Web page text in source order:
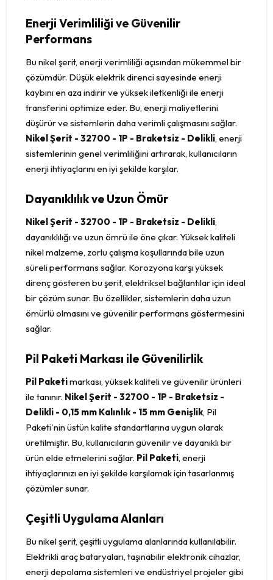
Enerji Verimliliği ve Güvenilir
Performans
Bu nikel şerit, enerji verimliliği açısından mükemmel bir
çözümdür. Düşük elektrik direnci sayesinde enerji
kaybını en aza indirir ve yüksek iletkenliği ile enerji
transferini optimize eder. Bu, enerji maliyetlerini
düşürür ve sistemlerin daha verimli çalışmasını sağlar.
Nikel Şerit - 32700 - 1P - Braketsiz - Delikli, enerji
sistemlerinin genel verimliliğini artırarak, kullanıcıların
enerji ihtiyaçlarını en iyi şekilde karşılar.
Dayanıklılık ve Uzun Ömür
Nikel Şerit - 32700 - 1P - Braketsiz - Delikli,
dayanıklılığı ve uzun ömrü ile öne çıkar. Yüksek kaliteli
nikel malzeme, zorlu çalışma koşullarında bile uzun
süreli performans sağlar. Korozyona karşı yüksek
direnç gösteren bu şerit, elektriksel bağlantılar için ideal
bir çözüm sunar. Bu özellikler, sistemlerin daha uzun
ömürlü olmasını ve güvenilir performans göstermesini
sağlar.
Pil Paketi Markası ile Güvenilirlik
Pil Paketimarkası, yüksek kaliteli ve güvenilir ürünleri
ile tanınır. Nikel Şerit - 32700 - 1P - Braketsiz -
Delikli - 0,15 mm Kalınlık - 15 mm Genişlik, Pil
Paketi'nin üstün kalite standartlarına uygun olarak
üretilmiştir. Bu, kullanıcıların güvenilir ve dayanıklı bir
ürün elde etmelerini sağlar. Pil Paketi, enerji
ihtiyaçlarınızı en iyi şekilde karşılamak için tasarlanmış
çözümler sunar.
Çeşitli Uygulama Alanları
Bu nikel şerit, çeşitli uygulama alanlarında kullanılabilir.
Elektrikli araç bataryaları, taşınabilir elektronik cihazlar,
enerji depolama sistemleri ve endüstriyel projeler gibi